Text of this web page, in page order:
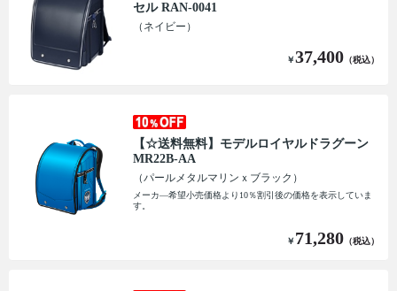
セル RAN-0041
（ネイビー）
￥37,400 （税込）
【☆送料無料】モデルロイヤルドラグーン
MR22B-AA
（パールメタルマリンｘブラック）
メーカ―希望小売価格より10％割引後の価格を表示していま
す。
￥ 71,280 （税込）